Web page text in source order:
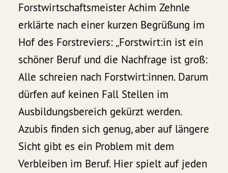
Forstwirtschaftsmeister Achim Zehnle
erklärte nach einer kurzen Begrüßung im
Hof des Forstreviers: „Forstwirt:in ist ein
schöner Beruf und die Nachfrage ist groß:
Alle schreien nach Forstwirt:innen. Darum
dürfen auf keinen Fall Stellen im
Ausbildungsbereich gekürzt werden.
Azubis finden sich genug, aber auf längere
Sicht gibt es ein Problem mit dem
Verbleiben im Beruf. Hier spielt auf jeden